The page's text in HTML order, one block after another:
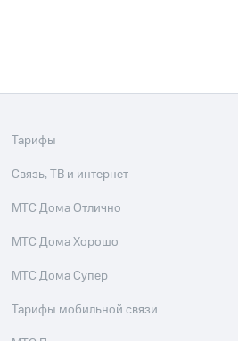
Тарифы
Связь, ТВ и интернет
МТС Дома Отлично
МТС Дома Хорошо
МТС Дома Супер
Тарифы мобильной связи